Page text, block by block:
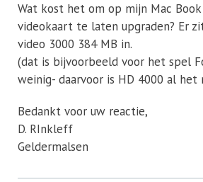
Wat kost het om op mijn Mac
videokaart te laten upgraden? Er
video 3000 384 MB in.
(dat is bijvoorbeeld voor het spel
weinig- daarvoor is HD 4000 al het
Bedankt voor uw reactie,
D. RInkleff
Geldermalsen